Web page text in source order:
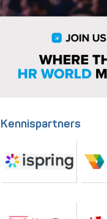
Kennispartners